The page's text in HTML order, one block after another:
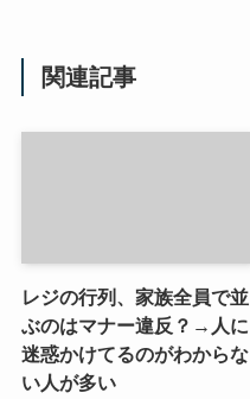
関連記事
レジの行列、家族全員で並
ぶのはマナー違反？→人に
迷惑かけてるのがわからな
い人が多い